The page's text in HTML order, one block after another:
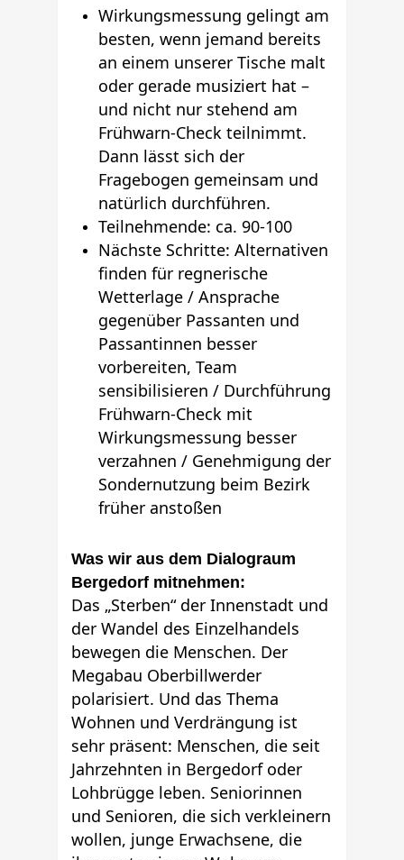
Wirkungsmessung gelingt am
besten, wenn jemand bereits
an einem unserer Tische malt
oder gerade musiziert hat –
und nicht nur stehend am
Frühwarn-Check teilnimmt.
Dann lässt sich der
Fragebogen gemeinsam und
natürlich durchführen.
Teilnehmende: ca. 90-100
Nächste Schritte: Alternativen
finden für regnerische
Wetterlage / Ansprache
gegenüber Passanten und
Passantinnen besser
vorbereiten, Team
sensibilisieren / Durchführung
Frühwarn-Check mit
Wirkungsmessung besser
verzahnen / Genehmigung der
Sondernutzung beim Bezirk
früher anstoßen
Was wir aus dem Dialograum
Bergedorf mitnehmen:
Das „Sterben“ der Innenstadt und
der Wandel des Einzelhandels
bewegen die Menschen. Der
Megabau Oberbillwerder
polarisiert. Und das Thema
Wohnen und Verdrängung ist
sehr präsent: Menschen, die seit
Jahrzehnten in Bergedorf oder
Lohbrügge leben. Seniorinnen
und Senioren, die sich verkleinern
wollen, junge Erwachsene, die